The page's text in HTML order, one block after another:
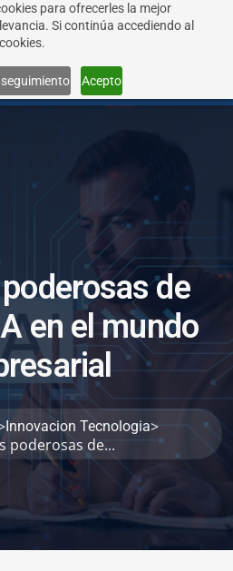
para ofrecerles la mejor
Si continúa accediendo al
Acepto
poderosasde
Aen e mundo
resarial
Innovacion Tecnologia>
poderosas de...